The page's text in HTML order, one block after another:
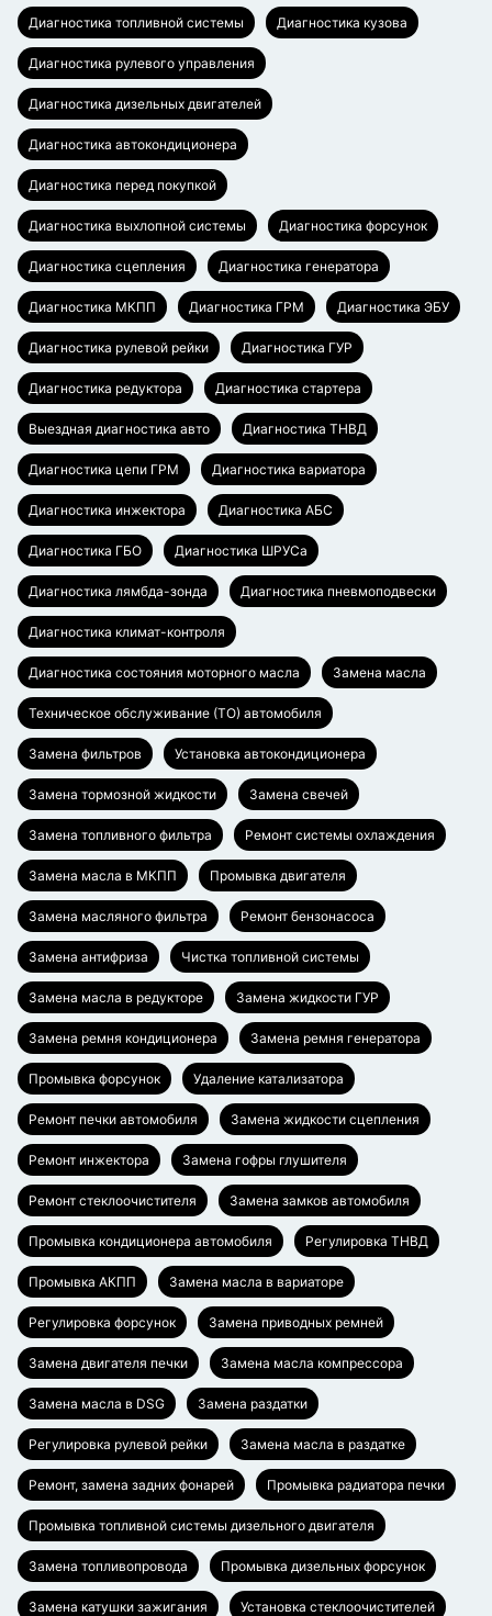
Диагностика топливной системы Диагностика кузова
Диагностика рулевого управления
Диагностика дизельных двигателей
Диагностика автокондиционера
Диагностика перед покупкой
Диагностика выхлопной системы Диагностика форсунок
Диагностика сцепления Диагностика генератора
Диагностика МКПП Диагностика ГРМ Диагностика ЭБУ
Диагностика рулевой рейки Диагностика ГУР
Диагностика редуктора Диагностика стартера
Выездная диагностика авто Диагностика ТНВД
Диагностика цепи ГРМ Диагностика вариатора
Диагностика инжектора Диагностика АБС
Диагностика ГБО Диагностика ШРУСа
Диагностика лямбда-зонда Диагностика пневмоподвески
Диагностика климат-контроля
Диагностика состояния моторного масла Замена масла
Техническое обслуживание (ТО) автомобиля
Замена фильтров Установка автокондиционера
Замена тормозной жидкости Замена свечей
Замена топливного фильтра Ремонт системы охлаждения
Замена масла в МКПП Промывка двигателя
Замена масляного фильтра Ремонт бензонасоса
Замена антифриза Чистка топливной системы
Замена масла в редукторе Замена жидкости ГУР
Замена ремня кондиционера Замена ремня генератора
Промывка форсунок Удаление катализатора
Ремонт печки автомобиля Замена жидкости сцепления
Ремонт инжектора Замена гофры глушителя
Ремонт стеклоочистителя Замена замков автомобиля
Промывка кондиционера автомобиля Регулировка ТНВД
Промывка АКПП Замена масла в вариаторе
Регулировка форсунок Замена приводных ремней
Замена двигателя печки Замена масла компрессора
Замена масла в DSG Замена раздатки
Регулировка рулевой рейки Замена масла в раздатке
Ремонт, замена задних фонарей Промывка радиатора печки
Промывка топливной системы дизельного двигателя
Замена топливопровода Промывка дизельных форсунок
Замена катушки зажигания Установка стеклоочистителей